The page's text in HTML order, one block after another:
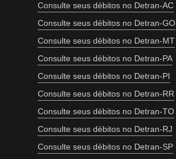
Consulte seus débitos no Detran-AC
Consulte seus débitos no Detran-GO
Consulte seus débitos no Detran-MT
Consulte seus débitos no Detran-PA
Consulte seus débitos no Detran-PI
Consulte seus débitos no Detran-RR
Consulte seus débitos no Detran-TO
Consulte seus débitos no Detran-RJ
Consulte seus débitos no Detran-SP